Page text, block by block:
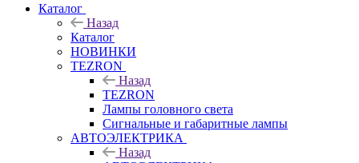
Каталог
Назад
Каталог
НОВИНКИ
TEZRON
Назад
TEZRON
Лампы головного света
Сигнальные и габаритные лампы
АВТОЭЛЕКТРИКА
Назад